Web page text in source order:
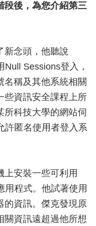
段後，為您介紹第三
念頭，他聽說
Sessions登入，
名稱及其他系統相關
些資訊安全課程上所
所科技大學的網站伺
許匿名使用者登入系
安裝一些可利用
用程式。他試著使用
的資訊。傑克發現原
關資訊遠超過他所想